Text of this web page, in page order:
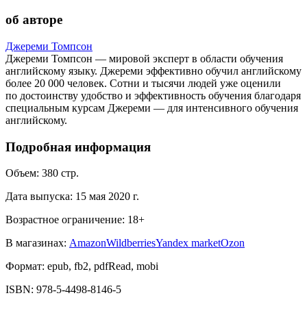
об авторе
Джереми Томпсон
Джереми Томпсон — мировой эксперт в области обучения
английскому языку. Джереми эффективно обучил английскому
более 20 000 человек. Сотни и тысячи людей уже оценили
по достоинству удобство и эффективность обучения благодаря
специальным курсам Джереми — для интенсивного обучения
английскому.
Подробная информация
Объем: 380 стр.
Дата выпуска: 15 мая 2020 г.
Возрастное ограничение: 18+
В магазинах: AmazonWildberriesYandex marketOzon
Формат: epub, fb2, pdfRead, mobi
ISBN: 978-5-4498-8146-5